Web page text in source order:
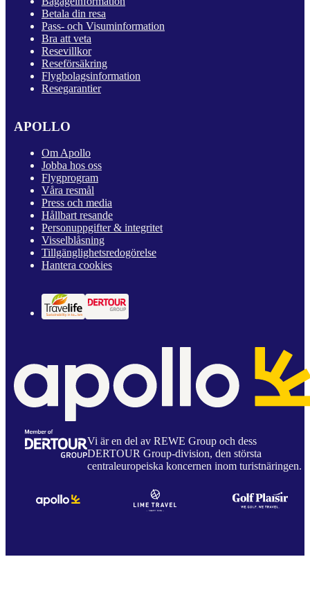
Betala din resa
Pass- och Visuminformation
Bra att veta
Resevillkor
Reseförsäkring
Flygbolagsinformation
Resegarantier
APOLLO
Om Apollo
Jobba hos oss
Flygprogram
Våra resmål
Press och media
Hållbart resande
Personuppgifter & integritet
Visselblåsning
Tillgänglighetsredogörelse
Hantera cookies
Vi är en del av REWE Group och dess
DERTOUR Group-division, den största
centraleuropeiska koncernen inom turistnäringen.